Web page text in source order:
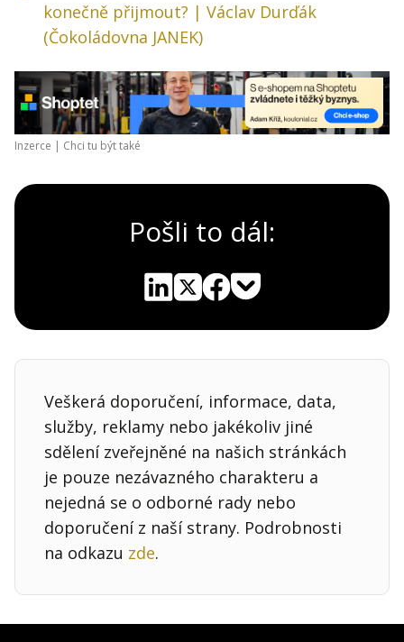
konečně přijmout? | Václav Durďák
(Čokoládovna JANEK)
Inzerce | Chci tu být také
Pošli to dál:
Veškerá doporučení, informace, data,
služby, reklamy nebo jakékoliv jiné
sdělení zveřejněné na našich stránkách
je pouze nezávazného charakteru a
nejedná se o odborné rady nebo
doporučení z naší strany. Podrobnosti
na odkazu zde.